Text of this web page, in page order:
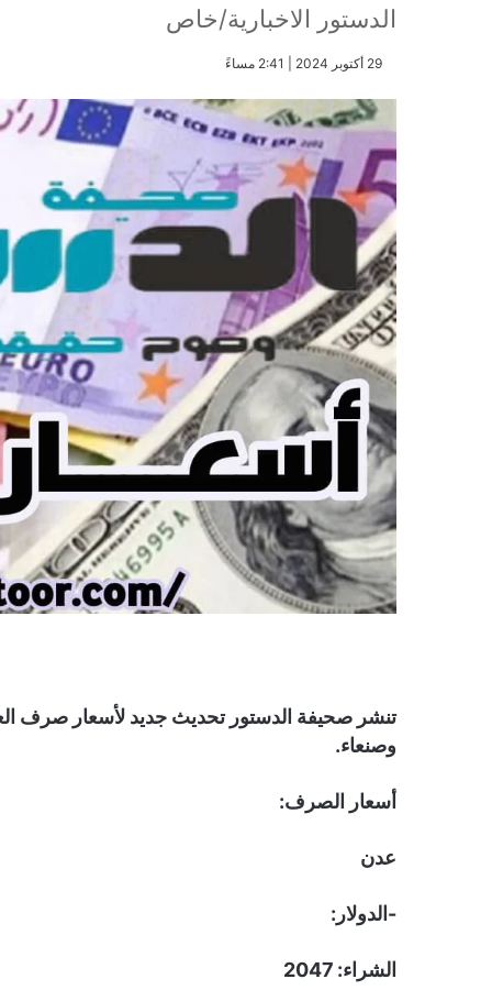
الدستور الاخبارية/خاص
​29 أكتوبر 2024 | 2:41 مساءً
وصنعاء.
أسعار الصرف:
عدن
-الدولار:
الشراء: 2047